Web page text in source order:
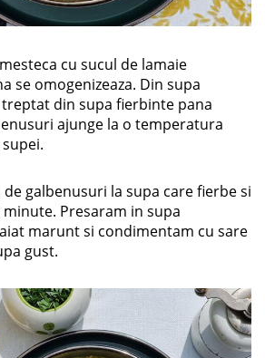
cu sucul de lamaie
se omogenizeaza. Din supa
din supa fierbinte pana
ajunge la o temperatura
galbenusuri la supa care fierbe si
minute. Presaram in supa
marunt si condimentam cu sare
gust.